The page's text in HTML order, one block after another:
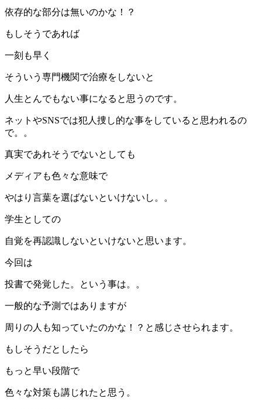
依存的な部分は無いのかな！？
もしそうであれば
一刻も早く
そういう専門機関で治療をしないと
人生とんでもない事になると思うのです。
ネットやSNSでは犯人捜し的な事をしていると思われるの
で。。
真実であれそうでないとしても
メディアも色々な意味で
やはり言葉を選ばないといけないし。。
学生としての
自覚を再認識しないといけないと思います。
今回は
投書で発覚した。という事は。。
一般的な予測ではありますが
周りの人も知っていたのかな！？と感じさせられます。
もしそうだとしたら
もっと早い段階で
色々な対策も講じれたと思う。